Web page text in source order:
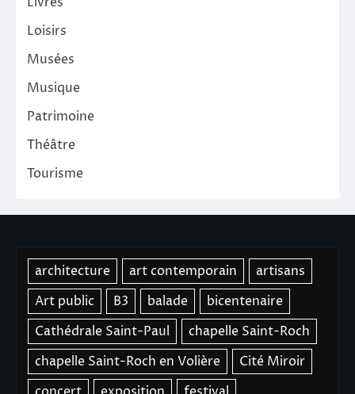
Loisirs
Musées
Musique
Patrimoine
Théâtre
Tourisme